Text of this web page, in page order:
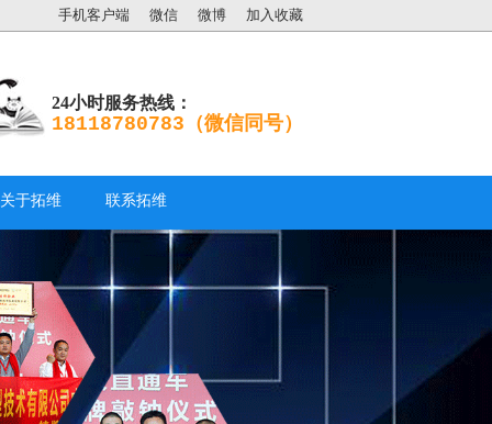
手机客户端 微信 微博 加入收藏
24小时服务热线：
18118780783（微信同号）
关于拓维 联系拓维